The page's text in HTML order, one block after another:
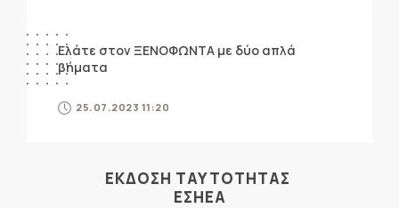
Ελάτε στον ΞΕΝΟΦΩΝΤΑ με δύο απλά
βήματα
25.07.2023 11:20
ΕΚΔΟΣΗ ΤΑΥΤΟΤΗΤΑΣ
ΕΣΗΕΑ